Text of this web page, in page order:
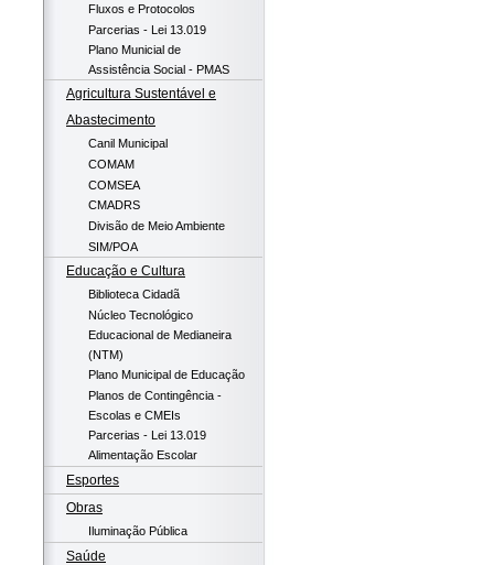
Fluxos e Protocolos
Parcerias - Lei 13.019
Plano Municial de
Assistência Social - PMAS
Agricultura Sustentável e
Abastecimento
Canil Municipal
COMAM
COMSEA
CMADRS
Divisão de Meio Ambiente
SIM/POA
Educação e Cultura
Biblioteca Cidadã
Núcleo Tecnológico
Educacional de Medianeira
(NTM)
Plano Municipal de Educação
Planos de Contingência -
Escolas e CMEIs
Parcerias - Lei 13.019
Alimentação Escolar
Esportes
Obras
Iluminação Pública
Saúde